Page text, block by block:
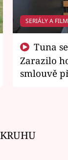
SERIÁLY A
Zarazilo
smlouvě